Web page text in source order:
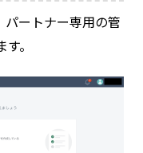
ートナー専用の管
。